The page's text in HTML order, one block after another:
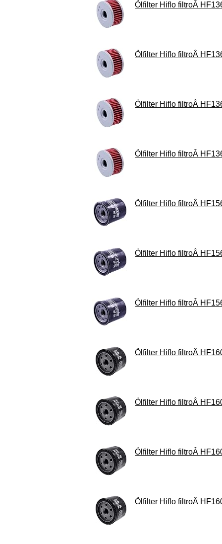
Ölfilter Hiflo filtroÂ
Ölfilter Hiflo filtroÂ
Ölfilter Hiflo filtroÂ
Ölfilter Hiflo filtroÂ
Ölfilter Hiflo filtroÂ
Ölfilter Hiflo filtroÂ
Ölfilter Hiflo filtroÂ
Ölfilter Hiflo filtroÂ
Ölfilter Hiflo filtroÂ
Ölfilter Hiflo filtroÂ
Ölfilter Hiflo filtroÂ